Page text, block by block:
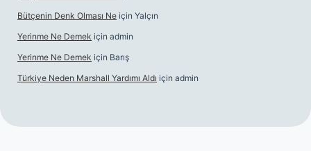
Bütçenin Denk Olması Ne için Yalçın
Yerinme Ne Demek için admin
Yerinme Ne Demek için Barış
Türkiye Neden Marshall Yardımı Aldı için admin